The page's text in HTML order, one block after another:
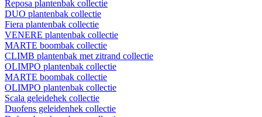
Reposa plantenbak collectie
DUO plantenbak collectie
Fiera plantenbak collectie
VENERE plantenbak collectie
MARTE boombak collectie
CLIMB plantenbak met zitrand collectie
OLIMPO plantenbak collectie
MARTE boombak collectie
OLIMPO plantenbak collectie
Scala geleidehek collectie
Duofens geleidenhek collectie